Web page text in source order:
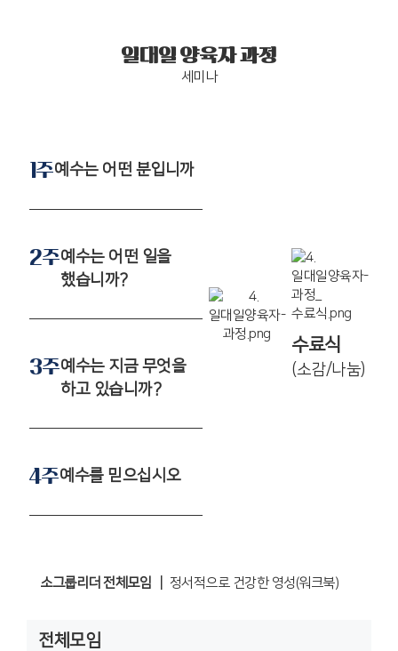
일대일 양육자 과정
세미나
1주예수는 어떤 분입니까
2주예수는 어떤 일을
했습니까?
3주예수는 지금 무엇을
하고 있습니까?
4주예수를 믿으십시오
수료식
(소감/나눔)
소그룹리더 전체모임 ┃ 정서적으로 건강한 영성(워크북)
전체모임